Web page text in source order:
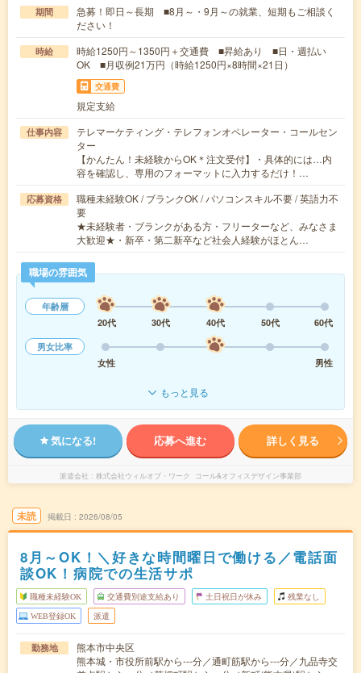
期間
急募！即日～長期 ■8月～・9月～の就業、短期もご相談く
ださい！
時給
時給1250円～1350円＋交通費 ■昇給あり ■日・週払い
OK ■月収例21万円（時給1250円×8時間×21日）
交通費
規定支給
仕事内容
テレマーケティング・テレフォンオペレーター・コールセン
ター
【かんたん！未経験からOK＊注文受付】・具体的には…内
容を確認し、専用のフォーマットに入力するだけ！…
応募資格
職種未経験OK / ブランクOK / パソコンスキル不要 / 英語力不
要
★未経験者・ブランクがある方・フリーターなど、みなさま
大歓迎★・新卒・第二新卒など社会人経験がほとん…
職場の雰囲気
年齢層
20代
30代 40代 50代
60代
男女比率
女性
男性
もっと見る
気になる! 応募へ進む 詳しく見る
派遣会社 株式会社ウィルオブ・ワーク コール&オフィスデザイン事業部
未読 掲載日 2026/08/05
8月～OK！＼好きな時間曜日で働ける／電話面
談OK！病院での生活サポ
職種未経験OK 交通費別途支給あり 土日祝日が休み 残業なし
WEB登録OK 派遣
勤務地
熊本市中央区
熊本城・市役所前駅から---分／通町筋駅から---分／九品寺交